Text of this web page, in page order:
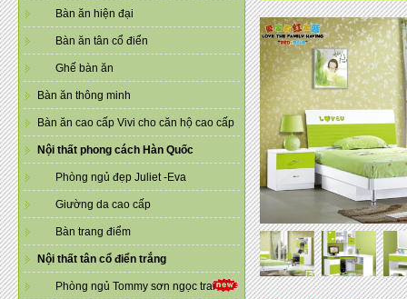
Bàn ăn hiện đại
Bàn ăn tân cổ điển
Ghế bàn ăn
Bàn ăn thông minh
Bàn ăn cao cấp Vivi cho căn hộ cao cấp
Nội thất phong cách Hàn Quốc
Phòng ngủ đẹp Juliet -Eva
Giường da cao cấp
Bàn trang điểm
Nội thất tân cổ điển trắng
Phòng ngủ Tommy sơn ngọc trai